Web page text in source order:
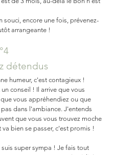
souci, encore une fois, prévenez-
arrangeante !
détendus
humeur, c'est contagieux !
conseil ! Il arrive que vous
vous appréhendiez ou que
dans l'ambiance. J'entends
que vous vous trouvez moche
bien se passer, c'est promis !
suis super sympa ! Je fais tout